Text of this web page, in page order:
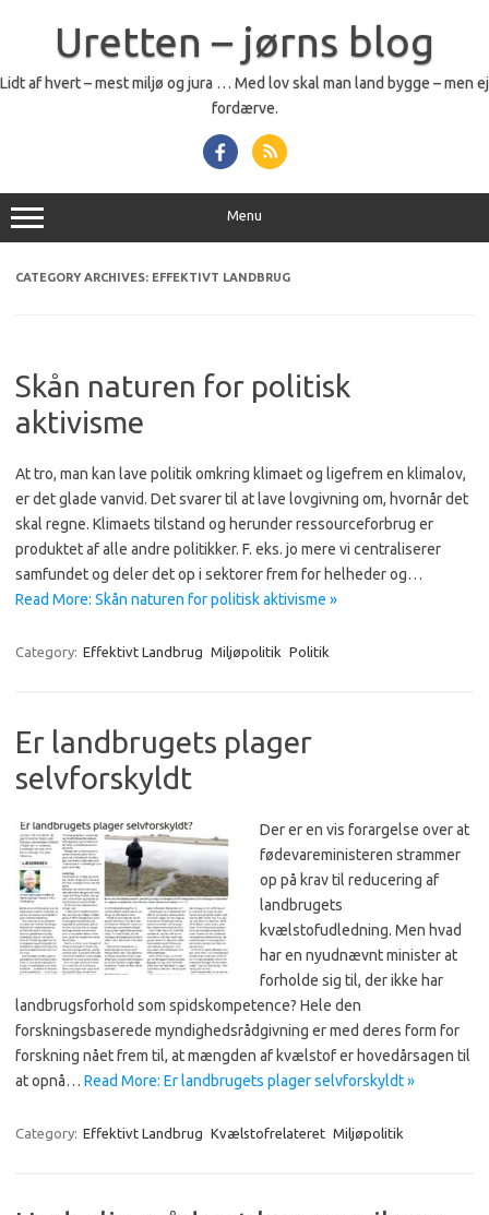
Uretten – jørns blog
Lidt af hvert – mest miljø og jura … Med lov skal man land bygge – men ej
fordærve.
Menu
CATEGORY ARCHIVES: EFFEKTIVT LANDBRUG
Skån naturen for politisk
aktivisme
At tro, man kan lave politik omkring klimaet og ligefrem en klimalov,
er det glade vanvid. Det svarer til at lave lovgivning om, hvornår det
skal regne. Klimaets tilstand og herunder ressourceforbrug er
produktet af alle andre politikker. F. eks. jo mere vi centraliserer
samfundet og deler det op i sektorer frem for helheder og…
Read More: Skån naturen for politisk aktivisme »
Category: Effektivt Landbrug Miljøpolitik Politik
Er landbrugets plager
selvforskyldt
Der er en vis forargelse over at
fødevareministeren strammer
op på krav til reducering af
landbrugets
kvælstofudledning. Men hvad
har en nyudnævnt minister at
forholde sig til, der ikke har
landbrugsforhold som spidskompetence? Hele den
forskningsbaserede myndighedsrådgivning er med deres form for
forskning nået frem til, at mængden af kvælstof er hovedårsagen til
at opnå… Read More: Er landbrugets plager selvforskyldt »
Category: Effektivt Landbrug Kvælstofrelateret Miljøpolitik